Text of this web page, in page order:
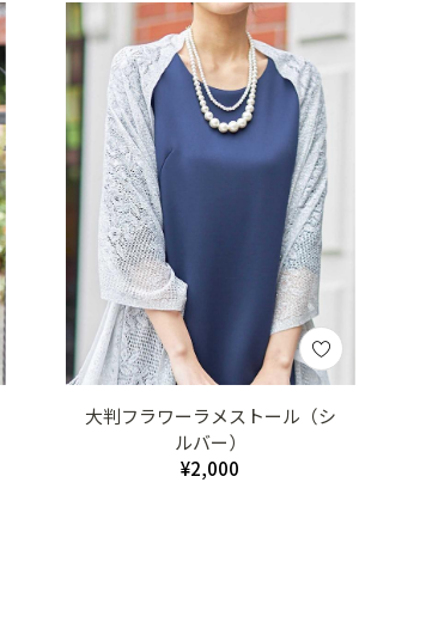
大判フラワーラメストール（シ
ルバー）
¥2,000